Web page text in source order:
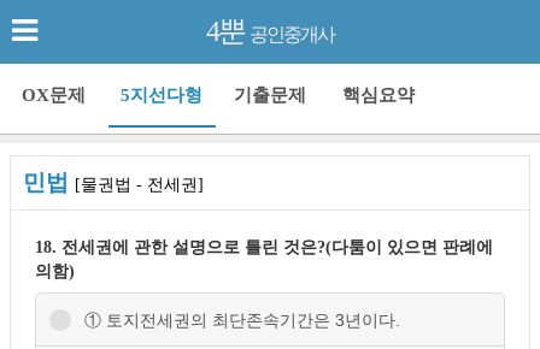
4뿐 공인중개사
OX문제 5지선다형 기출문제 핵심요약
민법 [물권법 - 전세권]
18. 전세권에 관한 설명으로 틀린 것은?(다툼이 있으면 판례에
의함)
① 토지전세권의 최단존속기간은 3년이다.